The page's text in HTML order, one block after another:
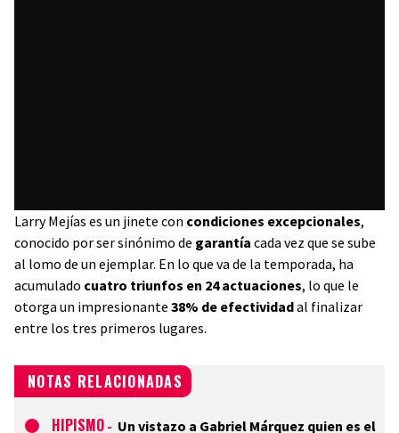
Larry Mejías es un jinete con condiciones excepcionales,
conocido por ser sinónimo de garantía cada vez que se sube
al lomo de un ejemplar. En lo que va de la temporada, ha
acumulado cuatro triunfos en 24 actuaciones, lo que le
otorga un impresionante 38% de efectividadal finalizar
entre los tres primeros lugares.
NOTAS RELACIONADAS
HIPISMO - Un vistazo a Gabriel Márquez quien es el